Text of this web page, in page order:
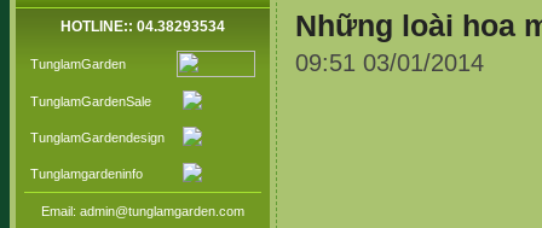
HOTLINE:: 04.38293534
TunglamGarden
TunglamGardenSale
TunglamGardendesign
Tunglamgardeninfo
Email: admin@tunglamgarden.com
Những loài hoa
09:51 03/01/2014